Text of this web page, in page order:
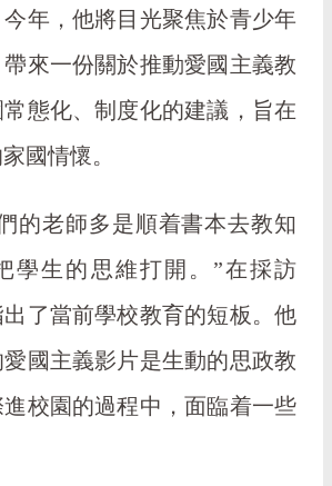
年，他將目光聚焦於青少年
來一份關於推動愛國主義教
態化、制度化的建議，旨在
國情懷。
的老師多是順着書本去教知
學生的思維打開。”在採訪
了當前學校教育的短板。他
國主義影片是生動的思政教
校園的過程中，面臨着一些